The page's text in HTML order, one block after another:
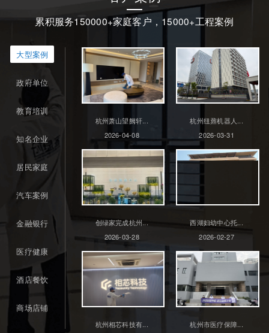
累积服务150000+家庭客户，15000+工程案例
大型案例
政府单位
教育培训
知名企业
居民家庭
汽车案例
金融银行
医疗健康
酒店餐饮
商场店铺
杭州萧山望阙轩...
2026-04-08
杭州纽鼐机器人...
2026-03-31
创绿家完成杭州...
2026-03-28
西湖妇幼中心托...
2026-02-27
杭州相芯科技有...
杭州市医疗保障...